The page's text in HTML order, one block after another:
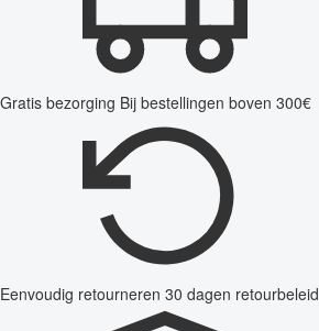
Gratis bezorging Bij bestellingen boven 300€
Eenvoudig retourneren 30 dagen retourbeleid